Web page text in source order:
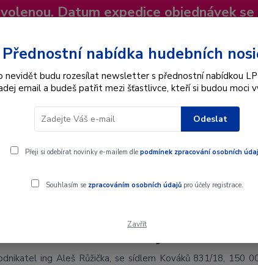
Datum expedice objednávek
Hledat
Interpret Dárkové
osobních údajů
ing Aleš Růžička, se sídlem Kováků 831/18, 150
Přednostní nabídka hudebních
nevidět budu rozesílat newsletter s přednostní nabídkou LP
email a budeš patřit mezi šťastlivce, kteří si budou moci
Odeslat
Přeji si odebírat novinky e-mailem dle podmínek zpracování osobních
Souhlasím se zpracováním osobních údajůpro účely registrace.
Zavřít